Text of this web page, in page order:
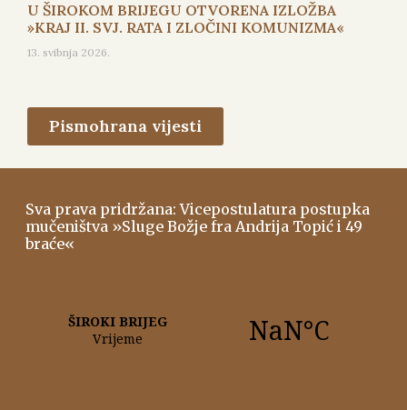
U ŠIROKOM BRIJEGU OTVORENA IZLOŽBA
»KRAJ II. SVJ. RATA I ZLOČINI KOMUNIZMA«
13. svibnja 2026.
Pismohrana vijesti
Sva prava pridržana: Vicepostulatura postupka
mučeništva »Sluge Božje fra Andrija Topić i 49
braće«